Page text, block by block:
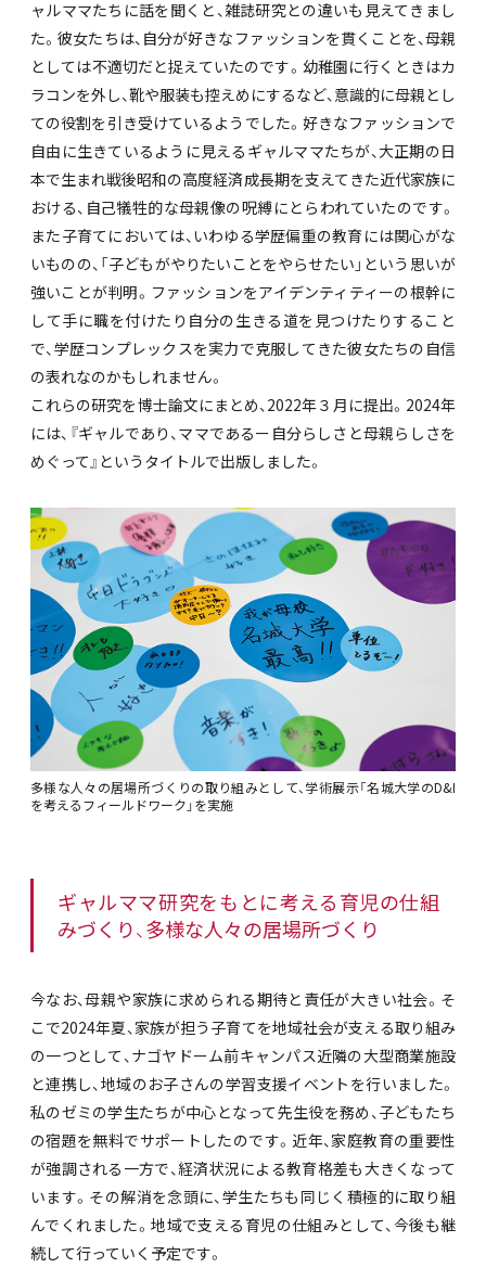
ャルママたちに話を聞くと、雑誌研究との違いも見えてきまし
た。彼女たちは、自分が好きなファッションを貫くことを、母親
としては不適切だと捉えていたのです。幼稚園に行くときはカ
ラコンを外し、靴や服装も控えめにするなど、意識的に母親とし
ての役割を引き受けているようでした。好きなファッションで
自由に生きているように見えるギャルママたちが、大正期の日
本で生まれ戦後昭和の高度経済成長期を支えてきた近代家族に
おける、自己犠牲的な母親像の呪縛にとらわれていたのです。
また子育てにおいては、いわゆる学歴偏重の教育には関心がな
いものの、「子どもがやりたいことをやらせたい」という思いが
強いことが判明。ファッションをアイデンティティーの根幹に
して手に職を付けたり自分の生きる道を見つけたりすること
で、学歴コンプレックスを実力で克服してきた彼女たちの自信
の表れなのかもしれません。
これらの研究を博士論文にまとめ、2022年３月に提出。2024年
には、『ギャルであり、ママであるー自分らしさと母親らしさを
めぐって』というタイトルで出版しました。
多様な人々の居場所づくりの取り組みとして、学術展示「名城大学のD&I
を考えるフィールドワーク」を実施
ギャルママ研究をもとに考える育児の仕組
みづくり、多様な人々の居場所づくり
今なお、母親や家族に求められる期待と責任が大きい社会。そ
こで2024年夏、家族が担う子育てを地域社会が支える取り組み
の一つとして、ナゴヤドーム前キャンパス近隣の大型商業施設
と連携し、地域のお子さんの学習支援イベントを行いました。
私のゼミの学生たちが中心となって先生役を務め、子どもたち
の宿題を無料でサポートしたのです。近年、家庭教育の重要性
が強調される一方で、経済状況による教育格差も大きくなって
います。その解消を念頭に、学生たちも同じく積極的に取り組
んでくれました。地域で支える育児の仕組みとして、今後も継
続して行っていく予定です。